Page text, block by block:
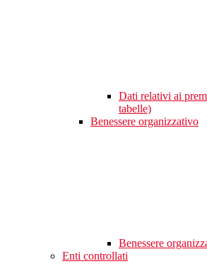
Dati relativi ai
tabelle)
Benessere organizzativo
Benessere
Enti controllati